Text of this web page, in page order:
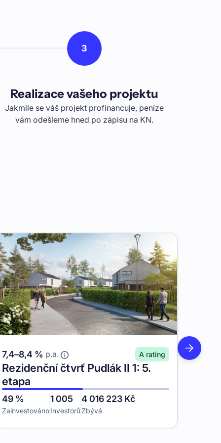
3
Realizace vašeho projektu
Jakmile se váš projekt profinancuje, peníze
vám odešleme hned po zápisu na KN.
7,4–8,4% p.a. A rating
Rezidenční čtvrť Pudlák II 1: 5.
etapa
49%
Zainvestováno
1 005
Investorů
4 016 223Kč
Zbývá